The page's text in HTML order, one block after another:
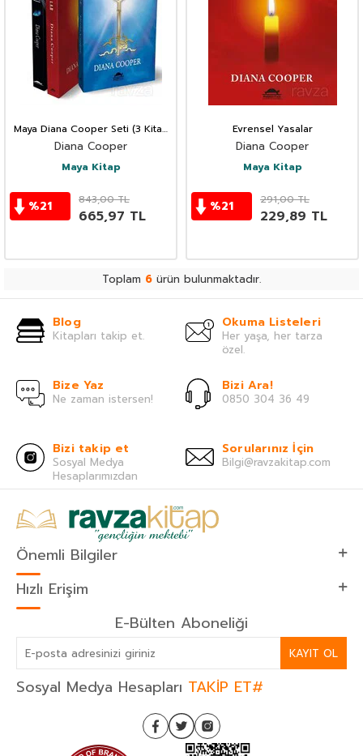
Maya Diana Cooper Seti (3 Kitap
Takım)
Diana Cooper
Maya Kitap
%21 843,00TL
665,97 TL
Evrensel Yasalar
Diana Cooper
Maya Kitap
%21 291,00TL
229,89 TL
Toplam 6 ürün bulunmaktadır.
Blog
Kitapları takip et.
Okuma Listeleri
Her yaşa, her tarza
özel.
Bize Yaz
Ne zaman istersen!
Bizi Ara!
0850 304 36 49
Bizi takip et
Sosyal Medya
Hesaplarımızdan
Sorularınız İçin
Bilgi@ravzakitap.com
Önemli Bilgiler
Hızlı Erişim
E-Bülten Aboneliği
KAYIT OL
Sosyal Medya Hesapları TAKİP ET#